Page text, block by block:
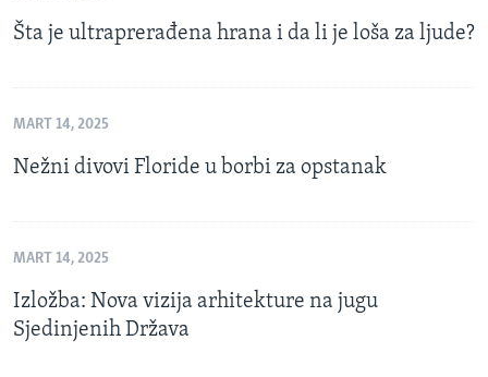
Šta je ultraprerađena hrana i da li je loša za ljude?
MART 14, 2025
Nežni divovi Floride u borbi za opstanak
MART 14, 2025
Izložba: Nova vizija arhitekture na jugu
Sjedinjenih Država